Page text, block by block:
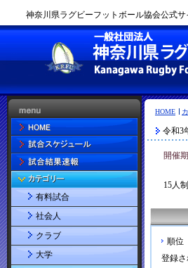
神奈川県ラグビーフットボール協会公式サ
HOME
令和3
開催
15人制
順位
登録さ
有料試合
社会人
クラブ
大学